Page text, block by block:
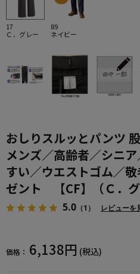
17
Ｃ．グレー
89
ネイビー
おしりスルッとパンツ
メンズ／高齢者／シニ
すい／ウエストゴム／
ゼント 【CF】（Ｃ．グ
5.0 （1） レビューを
価格： 6,138円 (税込)